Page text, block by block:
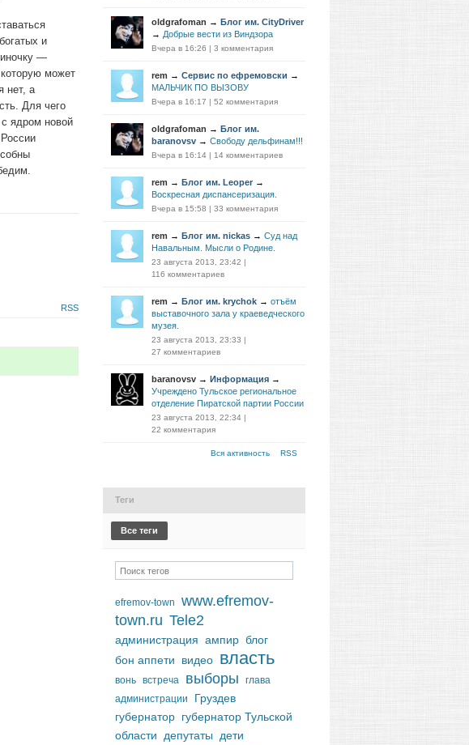
и
—
может
нет, а
Для чего
ядром новой
RSS
oldgrafoman → Блог им. CityDriver
→ Добрые вести из Виндзора
Вчера в 16:26 | 3 комментария
rem → Сервис по ефремовски →
МАЛЬЧИК ПО ВЫЗОВУ
Вчера в 16:17 | 52 комментария
oldgrafoman → Блог им.
baranovsv → Свободу дельфинам!!!
Вчера в 16:14 | 14 комментариев
rem → Блог им. Leoper →
Воскресная диспансеризация.
Вчера в 15:58 | 33 комментария
rem → Блог им. nickas → Суд над
Навальным. Мысли о Родине.
23 августа 2013, 23:42 |
116 комментариев
rem → Блог им. krychok → отъём
выставочного зала у краеведческого
музея.
23 августа 2013, 23:33 |
27 комментариев
baranovsv → Информация →
Учреждено Тульское региональное
отделение Пиратской партии России
23 августа 2013, 22:34 |
22 комментария
Вся активность RSS
Теги
Все теги
efremov-town
www.efremov-
town.ru Tele2
администрация ампир блог
бон аппети
видео власть
вонь встреча выборы
глава
администрации
Груздев
губернатор губернатор Тульской
области
депутаты дети